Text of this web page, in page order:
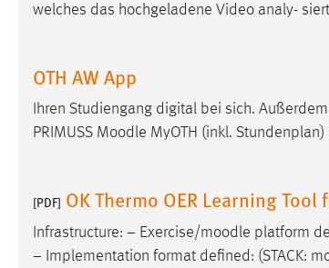
welches das hochgeladene Video analy-
OTH AW App
Ihren Studiengang digital bei sich.
PRIMUSS Moodle MyOTH (inkl.
[PDF] OK Thermo OER Learning
Infrastructure: − Exercise/moodle platform
− Implementation format defined: (STACK:
Cookie Laufzeit: 30 Tage
Chat
Name:
MibewSessionID, MIBEW_UserID,
mibew_locale, mibew-chat-
nutzen zu können.
Cookie Laufzeit: MibewSessionID, mibew-chat-
style-5e9dbeb1811c0446 =